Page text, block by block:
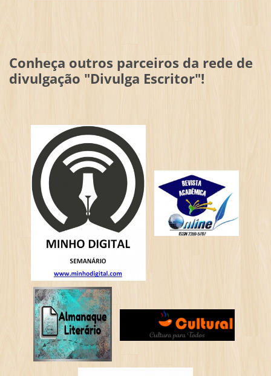
Conheça outros parceiros da rede de
divulgação "Divulga Escritor"!